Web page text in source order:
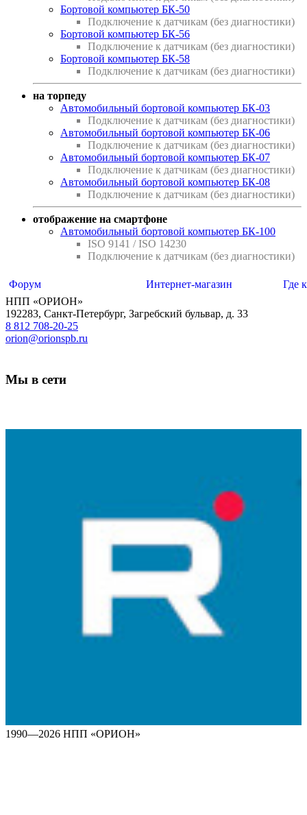
Бортовой компьютер БК-50
Подключение к датчикам (без диагностики)
Бортовой компьютер БК-56
Подключение к датчикам (без диагностики)
Бортовой компьютер БК-58
Подключение к датчикам (без диагностики)
на торпеду
Автомобильный бортовой компьютер БК-03
Подключение к датчикам (без диагностики)
Автомобильный бортовой компьютер БК-06
Подключение к датчикам (без диагностики)
Автомобильный бортовой компьютер БК-07
Подключение к датчикам (без диагностики)
Автомобильный бортовой компьютер БК-08
Подключение к датчикам (без диагностики)
отображение на смартфоне
Автомобильный бортовой компьютер БК-100
ISO 9141 / ISO 14230
Подключение к датчикам (без диагностики)
Форум Интернет-магазин
Где
НПП «ОРИОН»
192283, Санкт-Петербург, Загребский бульвар, д. 33
8 812 708-20-25
orion@orionspb.ru
Мы в сети
1990—2026 НПП «ОРИОН»